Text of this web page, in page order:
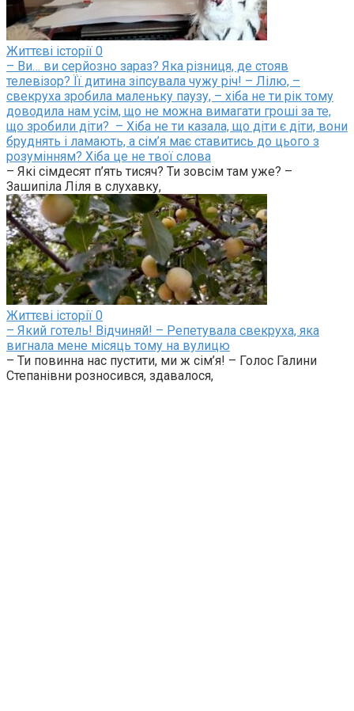
Життєві історії 0
– Ви… ви серйозно зараз? Яка різниця, де стояв
телевізор? Її дитина зіпсувала чужу річ! – Лілю, –
свекруха зробила маленьку паузу, – хіба не ти рік тому
доводила нам усім, що не можна вимагати гроші за те,
що зробили діти? – Хіба не ти казала, що діти є діти, вони
бруднять і ламають, а сім’я має ставитись до цього з
розумінням? Хіба це не твої слова
– Які сімдесят п’ять тисяч? Ти зовсім там уже? –
Зашипіла Ліля в слухавку,
Життєві історії 0
– Який готель! Відчиняй! – Репетувала свекруха, яка
вигнала мене місяць тому на вулицю
– Ти повинна нас пустити, ми ж сім’я! – Голос Галини
Степанівни розносився, здавалося,